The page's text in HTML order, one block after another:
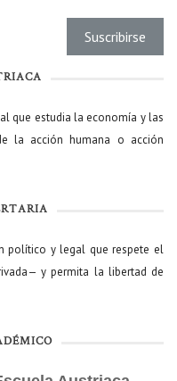
que estudia la economía y las
la acción humana o acción
político y legal que respete el
y permita la libertad de